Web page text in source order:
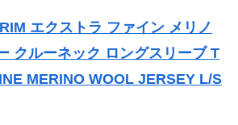
エクストラ ファイン メリノ
クルーネック ロングスリーブ T
MERINO WOOL JERSEY L/S